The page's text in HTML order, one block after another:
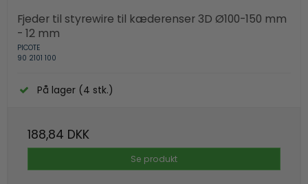
Fjeder til styrewire til kæderenser 3D Ø100-150 mm
- 12 mm
PICOTE
90 2101 100
På lager (4 stk.)
188,84 DKK
Se produkt